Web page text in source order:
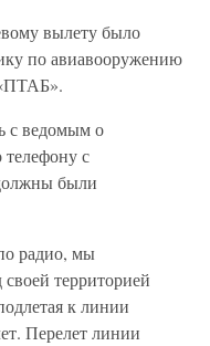
вылету было
по авиавооружению
с ведомым о
телефону с
были
радио, мы
территорией
к линии
Перелет линии